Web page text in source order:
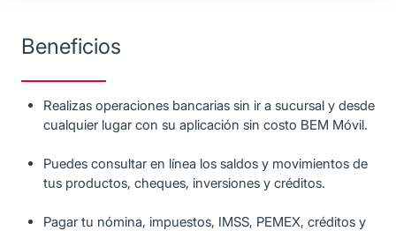
Beneficios
Realizas operaciones bancarias sin ir a sucursal y desde
cualquier lugar con su aplicación sin costo BEM Móvil.
Puedes consultar en línea los saldos y movimientos de
tus productos, cheques, inversiones y créditos.
Pagar tu nómina, impuestos, IMSS, PEMEX, créditos y